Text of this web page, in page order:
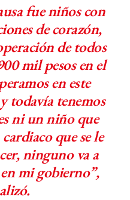
fue niños con
de corazón,
de todos
mil pesos en el
en este
todavía tenemos
ni un niño que
que se le
ninguno va a
mi gobierno”,